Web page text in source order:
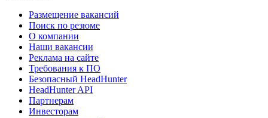
Размещение вакансий
Поиск по резюме
О компании
Наши вакансии
Реклама на сайте
Требования к ПО
Безопасный HeadHunter
HeadHunter API
Партнерам
Инвесторам